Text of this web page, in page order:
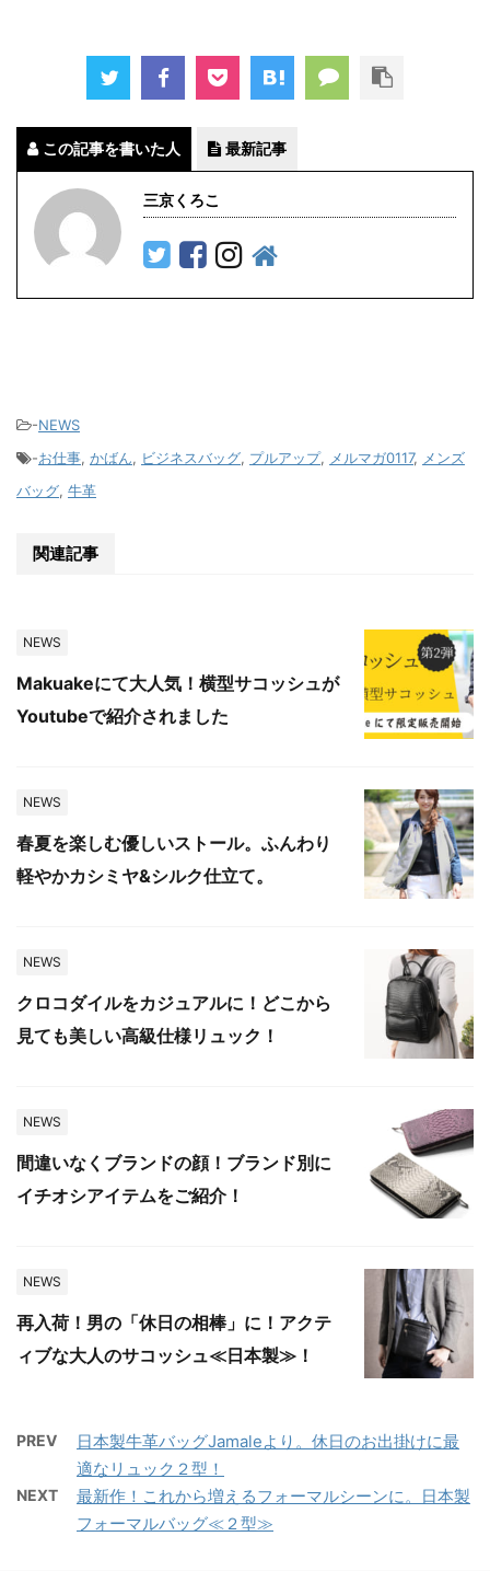
この記事を書いた人 最新記事
三京くろこ
-NEWS
-お仕事, かばん, ビジネスバッグ, プルアップ, メルマガ0117, メンズ
バッグ, 牛革
関連記事
NEWS
Makuakeにて大人気！横型サコッシュが
Youtubeで紹介されました
NEWS
春夏を楽しむ優しいストール。ふんわり
軽やかカシミヤ&シルク仕立て。
NEWS
クロコダイルをカジュアルに！どこから
見ても美しい高級仕様リュック！
NEWS
間違いなくブランドの顔！ブランド別に
イチオシアイテムをご紹介！
NEWS
再入荷！男の「休日の相棒」に！アクテ
ィブな大人のサコッシュ≪日本製≫！
PREV
日本製牛革バッグJamaleより。休日のお出掛けに最
適なリュック２型！
NEXT
最新作！これから増えるフォーマルシーンに。日本製
フォーマルバッグ≪２型≫